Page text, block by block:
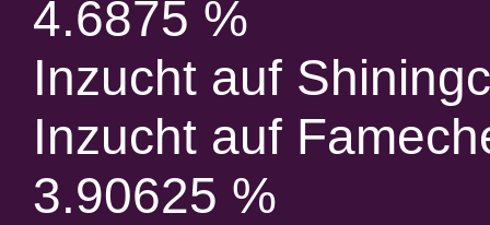
4.6875 %
Inzucht auf
Inzucht auf
3.90625 %